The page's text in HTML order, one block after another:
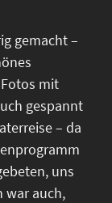
gemacht –
mit
gespannt
– da
uns
war auch,